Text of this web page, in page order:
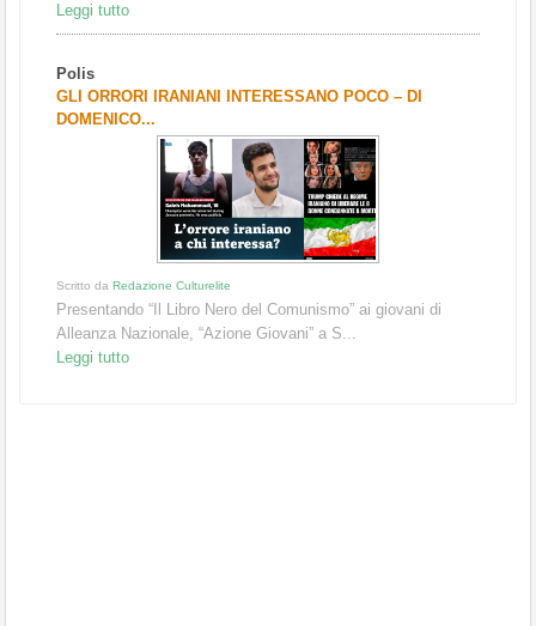
Leggi tutto
Polis
GLI ORRORI IRANIANI INTERESSANO POCO – DI
DOMENICO...
Scritto da Redazione Culturelite
Presentando “Il Libro Nero del Comunismo” ai giovani di
Alleanza Nazionale, “Azione Giovani” a S...
Leggi tutto